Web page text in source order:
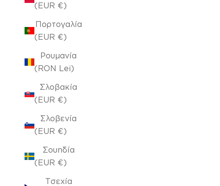
(EUR €)
Πορτογαλία
(EUR €)
Ρουμανία
(RON Lei)
Σλοβακία
(EUR €)
Σλοβενία
(EUR €)
Σουηδία
(EUR €)
Τσεχία